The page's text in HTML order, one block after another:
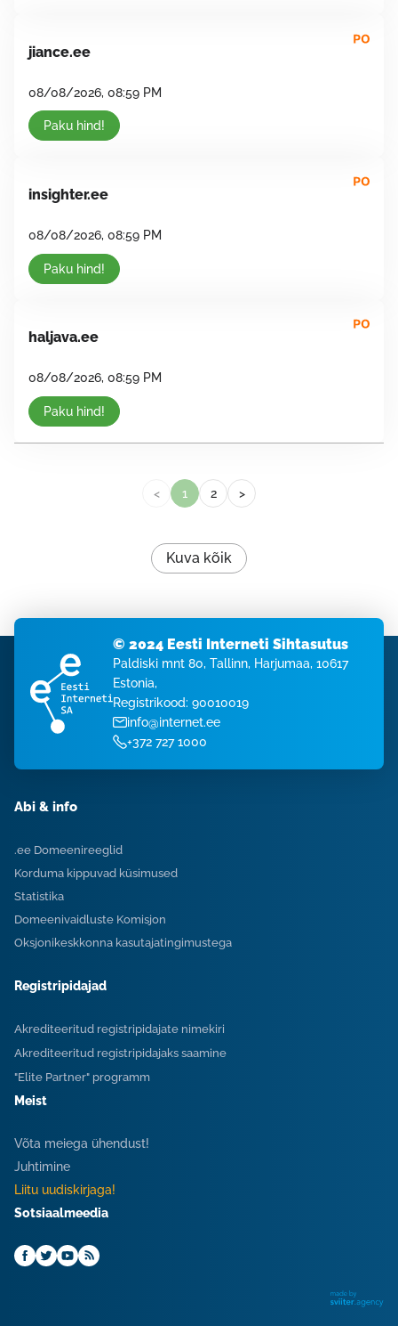
jiance.ee
08/08/2026, 08:59 PM
Paku hind!
insighter.ee
08/08/2026, 08:59 PM
Paku hind!
haljava.ee
08/08/2026, 08:59 PM
Paku hind!
< 1 2 >
Kuva kõik
© 2024 Eesti Interneti Sihtasutus
Paldiski mnt 80, Tallinn, Harjumaa, 10617
Estonia,
Registrikood: 90010019
info@internet.ee
+372 727 1000
Abi & info
.ee Domeenireeglid
Korduma kippuvad küsimused
Statistika
Domeenivaidluste Komisjon
Oksjonikeskkonna kasutajatingimustega
Registripidajad
Akrediteeritud registripidajate nimekiri
Akrediteeritud registripidajaks saamine
"Elite Partner" programm
Meist
Võta meiega ühendust!
Juhtimine
Liitu uudiskirjaga!
Sotsiaalmeedia